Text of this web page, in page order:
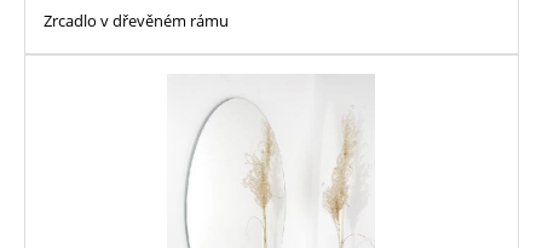
Zrcadlo v dřevěném rámu